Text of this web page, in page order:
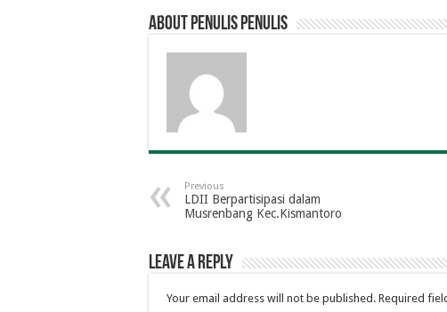
About penulis penulis
Previous
LDII Berpartisipasi dalam
Musrenbang Kec.Kismantoro
Leave a Reply
Your email address will not be published. Required